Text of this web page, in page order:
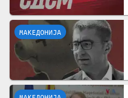
МАКЕДОНИЈА